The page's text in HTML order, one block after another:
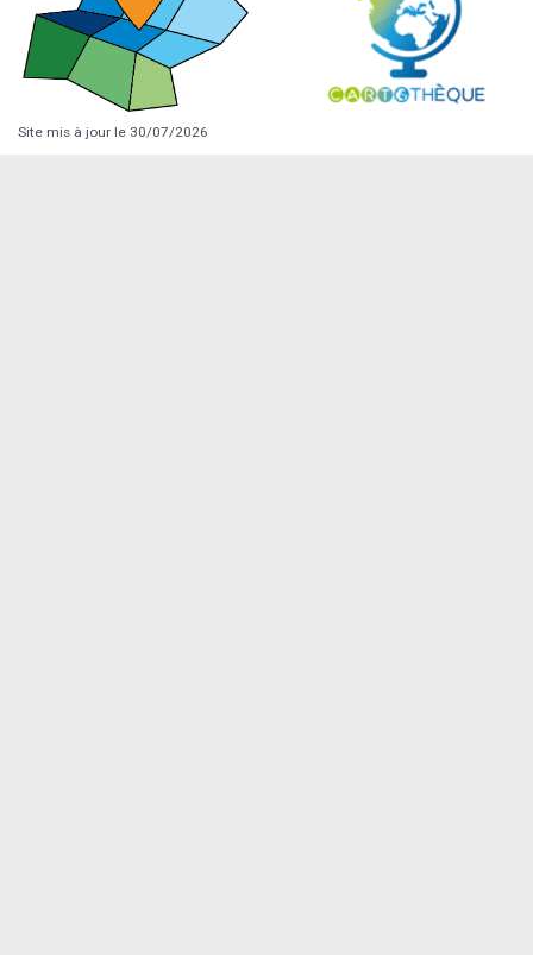
Site mis à jour le 30/07/2026